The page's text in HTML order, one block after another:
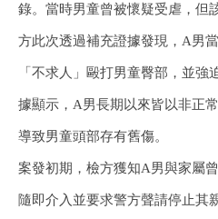
錄。當時男童曾被懷疑受虐，但
方此次透過補充證據發現，A男
「不求人」毆打男童臀部，並
據顯示，A男長期以來皆以非正
導致男童頭部存有舊傷。
案發初期，檢方獲知A男與家屬
隨即介入並要求警方聲請停止其